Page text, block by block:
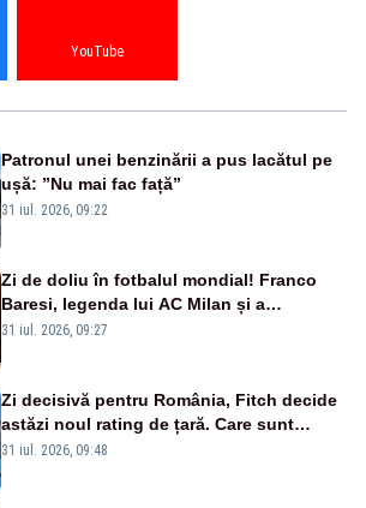
YouTube
Patronul unei benzinării a pus lacătul pe
ușă: ”Nu mai fac față”
31 iul. 2026, 09:22
Zi de doliu în fotbalul mondial! Franco
Baresi, legenda lui AC Milan și a
naționalei Italiei, a murit
31 iul. 2026, 09:27
Zi decisivă pentru România, Fitch decide
astăzi noul rating de țară. Care sunt
efectele retrogradării la categoria „junk”
31 iul. 2026, 09:48